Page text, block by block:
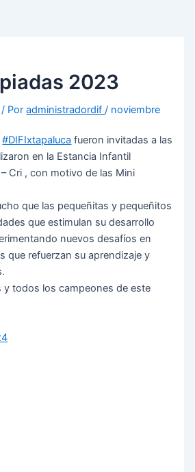
2023
/ Poradministradordif/ noviembre
#DIFIxtapaluca fueron invitadas a las
en la Estancia Infantil
Cri , con motivo de las Mini
que las pequeñitas y pequeñitos
que estimulan su desarrollo
nuevos desafíos en
que refuerzan su aprendizaje y
y todos los campeones de este